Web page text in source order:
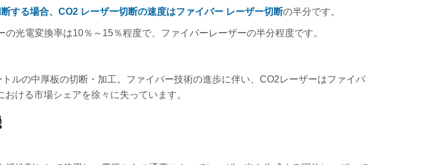
する場合、CO2 レーザー切断の速度はファイバー レーザー切断の半分です。
光電変換率は10％～15％程度で、ファイバーレーザーの半分程度です。
ルの中厚板の切断・加工。ファイバー技術の進歩に伴い、CO2レーザーはファイバ
ける市場シェアを徐々に失っています。